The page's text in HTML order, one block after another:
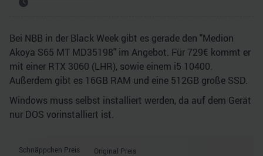
Bei NBB in der Black Week gibt es gerade den "Medion
Akoya S65 MT MD35198" im Angebot. Für 729€ kommt er
mit einer RTX 3060 (LHR), sowie einem i5 10400.
Außerdem gibt es 16GB RAM und eine 512GB große SSD.
Windows muss selbst installiert werden, da auf dem Gerät
nur DOS vorinstalliert ist.
Schnäppchen Preis Original Preis